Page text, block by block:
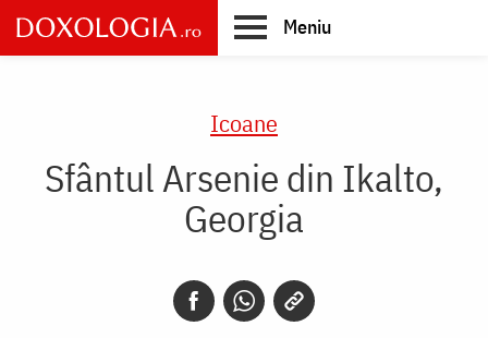
Skip
to
main
Meniu
Icoane
Sfântul Arsenie din Ikalto,
Georgia